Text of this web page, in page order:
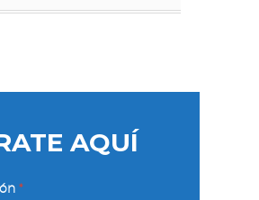
AQUÍ
*